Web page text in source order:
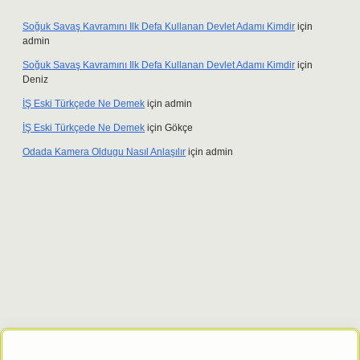
Soğuk Savaş Kavramını Ilk Defa Kullanan Devlet Adamı Kimdir için
admin
Soğuk Savaş Kavramını Ilk Defa Kullanan Devlet Adamı Kimdir için
Deniz
İŞ Eski Türkçede Ne Demek için admin
İŞ Eski Türkçede Ne Demek için Gökçe
Odada Kamera Oldugu Nasıl Anlaşılır için admin
adresitulipbett.net